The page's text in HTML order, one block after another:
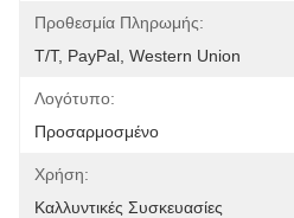
Προθεσμία Πληρωμής:
T/T, PayPal, Western Union
Λογότυπο:
Προσαρμοσμένο
Χρήση:
Καλλυντικές Συσκευασίες